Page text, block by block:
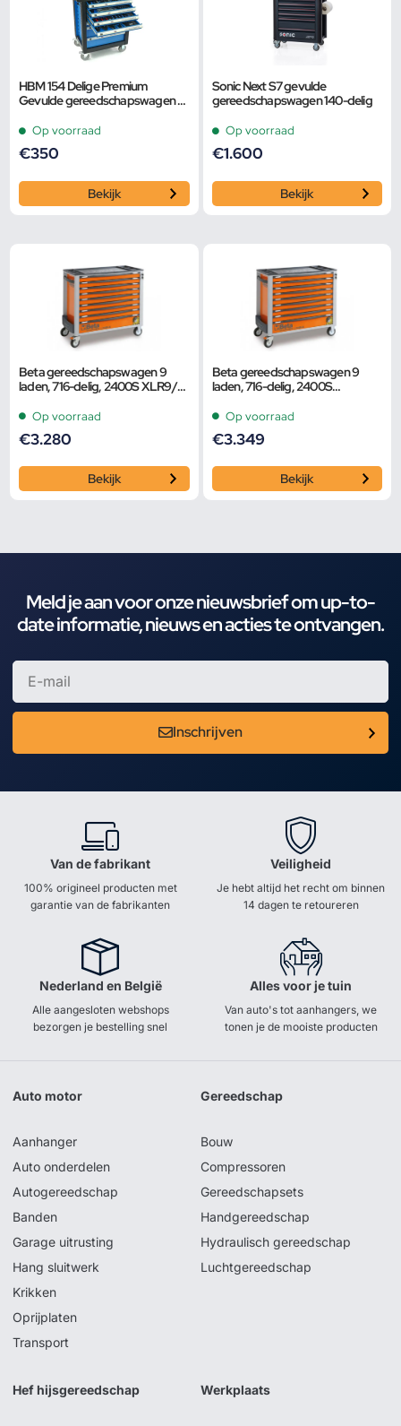
HBM 154 Delige Premium
Gevulde gereedschapswagen –
Op voorraad
€350
Bekijk
Sonic Next S7 gevulde
gereedschapswagen 140-delig
Op voorraad
€1.600
Bekijk
Beta gereedschapswagen 9
laden, 716-delig, 2400S XLR9/E-
Op voorraad
€3.280
Bekijk
Beta gereedschapswagen 9
laden, 716-delig, 2400S
Op voorraad
€3.349
Bekijk
Meld je aan voor onze nieuwsbrief om up-to-
date informatie, nieuws en acties te ontvangen.
Inschrijven
Van de fabrikant
100% origineel producten met
garantie van de fabrikanten
Veiligheid
Je hebt altijd het recht om binnen
14 dagen te retoureren
Nederland en België
Alle aangesloten webshops
bezorgen je bestelling snel
Alles voor je tuin
Van auto's tot aanhangers, we
tonen je de mooiste producten
Auto motor
Aanhanger
Auto onderdelen
Autogereedschap
Banden
Garage uitrusting
Hang sluitwerk
Krikken
Oprijplaten
Transport
Gereedschap
Bouw
Compressoren
Gereedschapsets
Handgereedschap
Hydraulisch gereedschap
Luchtgereedschap
Hef hijsgereedschap Werkplaats